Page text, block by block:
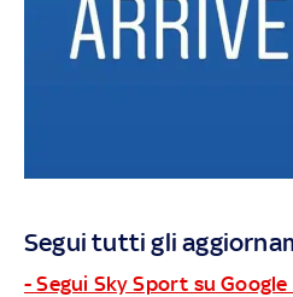
Segui tutti gli
- Segui Sky Sport su Google